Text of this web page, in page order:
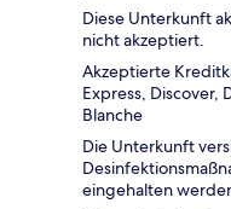
Diese Unterkunft
nicht akzeptiert.
Akzeptierte
Express, Discover,
Blanche
Die Unterkunft
eingehalten